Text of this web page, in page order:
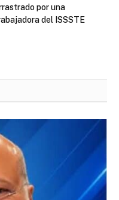
por una
del ISSSTE